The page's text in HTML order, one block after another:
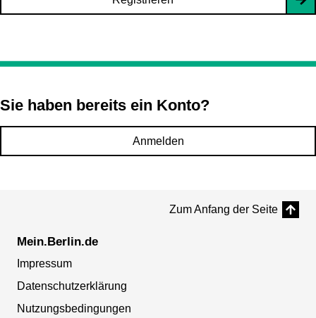
Sie haben bereits ein Konto?
Anmelden
Zum Anfang der Seite
Mein.Berlin.de
Impressum
Datenschutzerklärung
Nutzungsbedingungen